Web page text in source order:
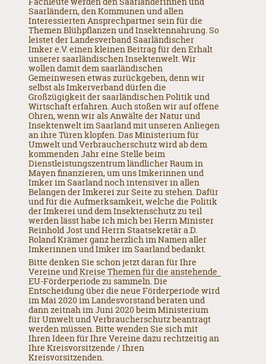
Saarländern, den Kommunen und allen
Interessierten Ansprechpartner sein für die
Themen Blühpflanzen und Insektennahrung. So
leistet der Landesverband Saarländischer
Imker e.V. einen kleinen Beitrag für den Erhalt
unserer saarländischen Insektenwelt. Wir
wollen damit dem saarländischen
Gemeinwesen etwas zurückgeben, denn wir
selbst als Imkerverband dürfen die
Großzügigkeit der saarländischen Politik und
Wirtschaft erfahren. Auch stoßen wir auf offene
Ohren, wenn wir als Anwälte der Natur und
Insektenwelt im Saarland mit unseren Anliegen
an ihre Türen klopfen. Das Ministerium für
Umwelt und Verbraucherschutz wird ab dem
kommenden Jahr eine Stelle beim
Dienstleistungszentrum ländlicher Raum in
Mayen finanzieren, um uns Imkerinnen und
Imker im Saarland noch intensiver in allen
Belangen der Imkerei zur Seite zu stehen. Dafür
und für die Aufmerksamkeit, welche die Politik
der Imkerei und dem Insektenschutz zu teil
werden lässt habe ich mich bei Herrn Minister
Reinhold Jost und Herrn Staatsekretär a.D.
Roland Krämer ganz herzlich im Namen aller
Imkerinnen und Imker im Saarland bedankt.
Bitte denken Sie schon jetzt daran für Ihre
Vereine und Kreise Themen für die anstehende
EU-Förderperiode zu sammeln. Die
Entscheidung über die neue Förderperiode wird
im Mai 2020 im Landesvorstand beraten und
dann zeitnah im Juni 2020 beim Ministerium
für Umwelt und Verbraucherschutz beantragt
werden müssen. Bitte wenden Sie sich mit
Ihren Ideen für Ihre Vereine dazu rechtzeitig an
Ihre Kreisvorsitzende / Ihren
Kreisvorsitzenden.